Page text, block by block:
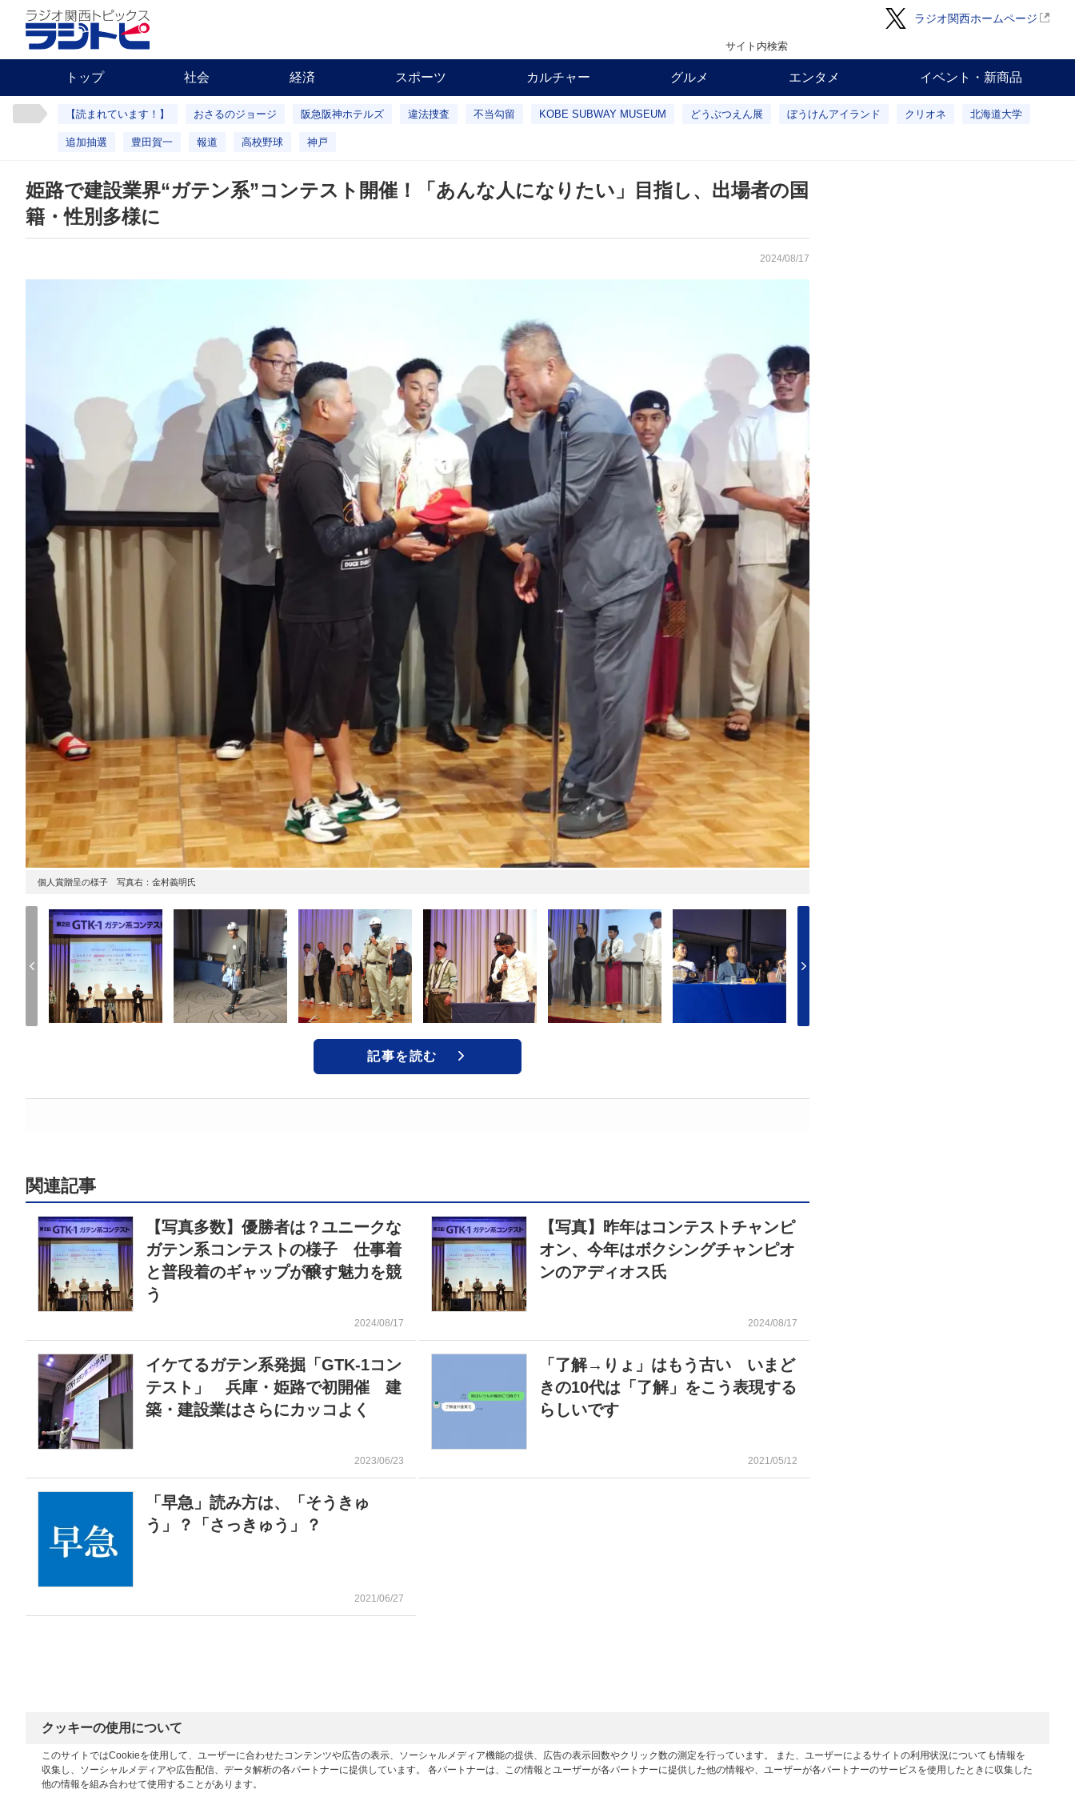
ラジオ関西ホームページ
サイト内検索
トップ 社会 経済 スポーツ カルチャー グルメ エンタメ イベント・新商品
【読まれています！】 おさるのジョージ 阪急阪神ホテルズ 違法捜査 不当勾留 KOBE SUBWAY MUSEUM どうぶつえん展 ぼうけんアイランド クリオネ 北海道大学
追加抽選 豊田賀一 報道 高校野球 神戸
姫路で建設業界“ガテン系”コンテスト開催！「あんな人になりたい」目指し、出場者の国
籍・性別多様に
2024/08/17
個人賞贈呈の様子 写真右：金村義明氏
記事を読む
関連記事
【写真多数】優勝者は？ユニークな
ガテン系コンテストの様子 仕事着
と普段着のギャップが醸す魅力を競
う
2024/08/17
【写真】昨年はコンテストチャンピ
オン、今年はボクシングチャンピオ
ンのアディオス氏
2024/08/17
イケてるガテン系発掘「GTK-1コン
テスト」 兵庫・姫路で初開催 建
築・建設業はさらにカッコよく
2023/06/23
「了解→りょ」はもう古い いまど
きの10代は「了解」をこう表現する
らしいです
2021/05/12
「早急」読み方は、「そうきゅ
う」？「さっきゅう」？
2021/06/27
クッキーの使用について
このサイトではCookieを使用して、ユーザーに合わせたコンテンツや広告の表示、ソーシャルメディア機能の提供、広告の表示回数やクリック数の測定を行っています。 また、ユーザーによるサイトの利用状況についても情報を
収集し、ソーシャルメディアや広告配信、データ解析の各パートナーに提供しています。 各パートナーは、この情報とユーザーが各パートナーに提供した他の情報や、ユーザーが各パートナーのサービスを使用したときに収集した
他の情報を組み合わせて使用することがあります。